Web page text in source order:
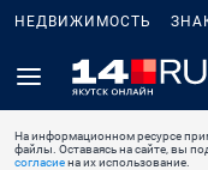
НЕДВИЖИМОСТЬ
На информационном ресурсе
файлы. Оставаясь на сайте, вы
согласиена их использование.